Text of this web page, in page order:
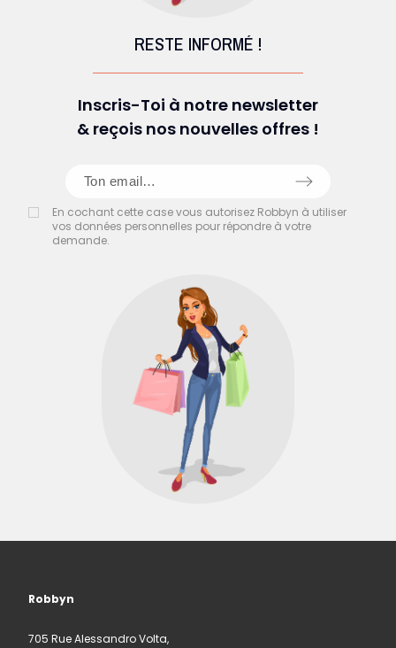
RESTE INFORMÉ !
Inscris-Toi à notre newsletter
& reçois nos nouvelles offres !
En cochant cette case vous autorisez Robbyn à utiliser
vos données personnelles pour répondre à votre
demande.
Robbyn
705 Rue Alessandro Volta,